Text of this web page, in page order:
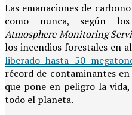
Las emanaciones de
como nunca, según
Atmosphere Monitoring
los incendios forestales en
liberado hasta 50
récord de contaminantes
que pone en peligro la
todo el planeta.